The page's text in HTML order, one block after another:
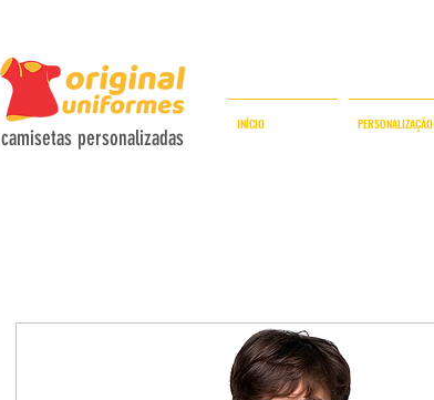
camisetas personalizadas
INÍCIO PERSONALIZAÇÃO